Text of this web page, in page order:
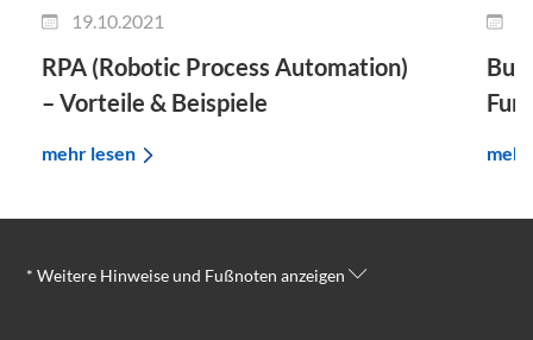
19.10.2021
RPA (Robotic Process Automation)
– Vorteile & Beispiele
mehr lesen
* Weitere Hinweise und Fußnoten anzeigen